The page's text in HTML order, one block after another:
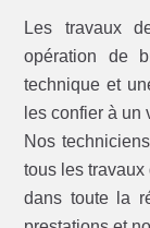
Les travaux
opération de
technique et
les confier à un
Nos
tous les
dans toute la